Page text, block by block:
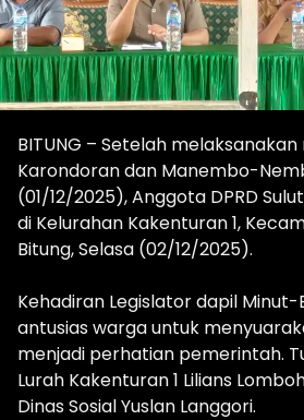
BITUNG – Setelah
Karondoran dan Manembo-
(01/12/2025), Anggota DPRD
di Kelurahan Kakenturan 1,
Bitung, Selasa (02/12/2025).
Kehadiran Legislator dapil
antusias warga untuk
menjadi perhatian pemerintah.
Lurah Kakenturan 1 Lilians
Dinas Sosial Yuslan Langgori.